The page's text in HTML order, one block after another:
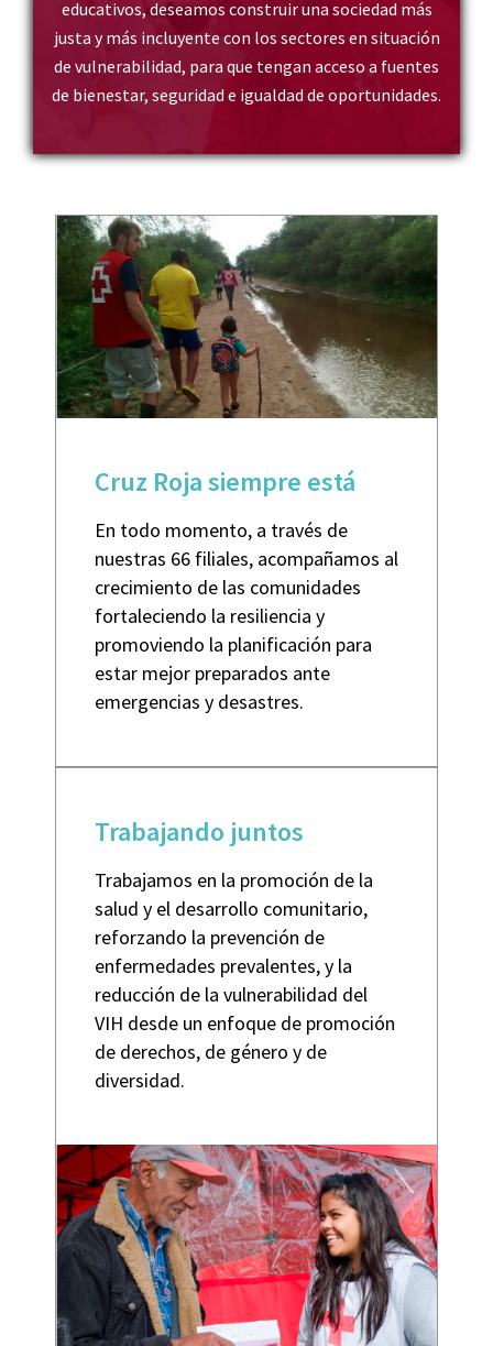
educativos, deseamos construir una sociedad más
justa y más incluyente con los sectores en situación
de vulnerabilidad, para que tengan acceso a fuentes
de bienestar, seguridad e igualdad de oportunidades.
Cruz Roja siempre está
En todo momento, a través de
nuestras 66 filiales, acompañamos al
crecimiento de las comunidades
fortaleciendo la resiliencia y
promoviendo la planificación para
estar mejor preparados ante
emergencias y desastres.
Trabajando juntos
Trabajamos en la promoción de la
salud y el desarrollo comunitario,
reforzando la prevención de
enfermedades prevalentes, y la
reducción de la vulnerabilidad del
VIH desde un enfoque de promoción
de derechos, de género y de
diversidad.